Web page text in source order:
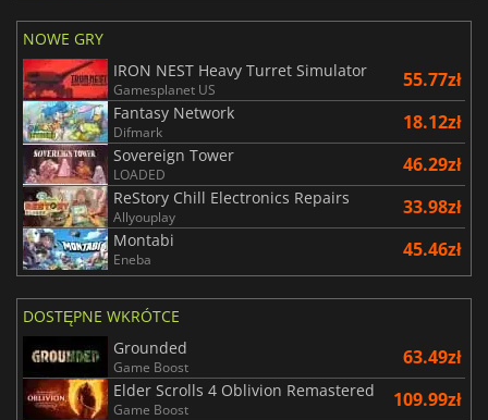
NOWE GRY
IRON NEST Heavy Turret Simulator
Gamesplanet US 55.77zł
Fantasy Network
Difmark 18.12zł
Sovereign Tower
LOADED 46.29zł
ReStory Chill Electronics Repairs
Allyouplay 33.98zł
Montabi
Eneba 45.46zł
DOSTĘPNE WKRÓTCE
Grounded
Game Boost 63.49zł
Elder Scrolls 4 Oblivion Remastered
Game Boost 109.99zł